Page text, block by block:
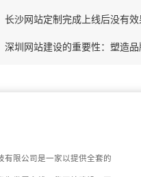
长沙网站定制完成上线后没有效
有限公司是一家以提供全套的